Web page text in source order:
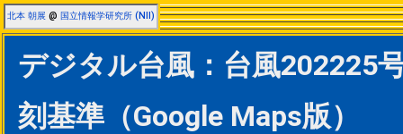
北本 朝展 @ 国立情報学研究所 (NII)
デジタル台風：台風202225
刻基準（Google Maps版）